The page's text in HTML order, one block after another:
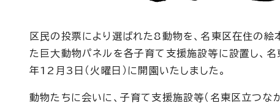
区民の投票により選ばれた8動物を、名東区在住の絵
た巨大動物パネルを各子育て支援施設等に設置し、
年12月3日（火曜日）に開園いたしました。
動物たちに会いに、子育て支援施設等（名東区立つな